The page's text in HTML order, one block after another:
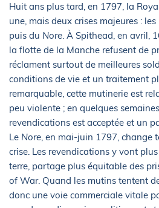
Huit ans plus tard, en 1797, la
une, mais deux crises majeures :
puis du Nore. À Spithead, en avril,
la flotte de la Manche refusent de
réclament surtout de meilleures
conditions de vie et un traitement
remarquable, cette mutinerie est
peu violente ; en quelques
revendications est acceptée et un
Le Nore, en mai-juin 1797, change
crise. Les revendications y vont
terre, partage plus équitable des
of War. Quand les mutins tentent
donc une voie commerciale vitale